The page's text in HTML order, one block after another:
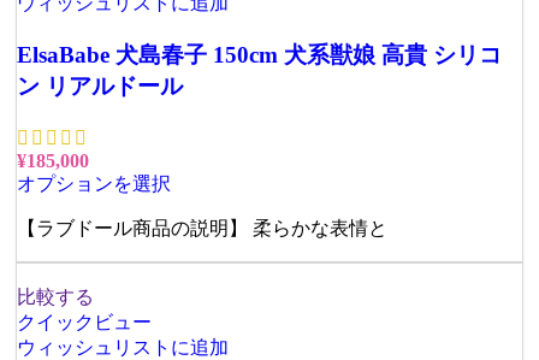
ElsaBabe 犬島春子 150cm 犬系獣娘 高貴 シリコ
ン リアルドール
¥185,000
オプションを選択
【ラブドール商品の説明】 柔らかな表情と
比較する
クイックビュー
ウィッシュリストに追加